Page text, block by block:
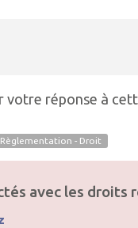
votre réponse à
Règlementation - Droit
avec les droits